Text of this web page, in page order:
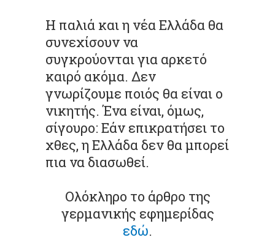
Η παλιά και η νέα Ελλάδα θα
συνεχίσουν να
συγκρούονται για αρκετό
καιρό ακόμα. Δεν
γνωρίζουμε ποιός θα είναι ο
νικητής. Ένα είναι, όμως,
σίγουρο: Εάν επικρατήσει το
χθες, η Ελλάδα δεν θα μπορεί
πια να διασωθεί.
Oλόκληρο το άρθρο της
γερμανικής εφημερίδας
εδώ.